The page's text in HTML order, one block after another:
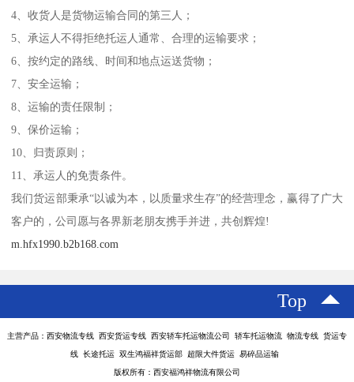
4、收货人是货物运输合同的第三人；
5、承运人不得拒绝托运人通常、合理的运输要求；
6、按约定的路线、时间和地点运送货物；
7、安全运输；
8、运输的责任限制；
9、保价运输；
10、归责原则；
11、承运人的免责条件。
我们货运部秉承“以诚为本，以质量求生存”的经营理念，赢得了广大
客户的，公司愿与各界新老朋友携手并进，共创辉煌!
m.hfx1990.b2b168.com
Top
主营产品：西安物流专线 西安货运专线 西安轿车托运物流公司 轿车托运物流 物流专线 货运专
线 长途托运 双生鸿福祥货运部 超限大件货运 易碎品运输
版权所有：西安福鸿祥物流有限公司